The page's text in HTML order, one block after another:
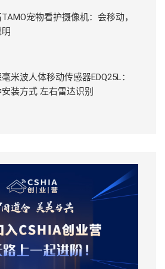
宠物看护摄像机：会移动，
米波人体移动传感器EDQ25L：
装方式 左右雷达识别